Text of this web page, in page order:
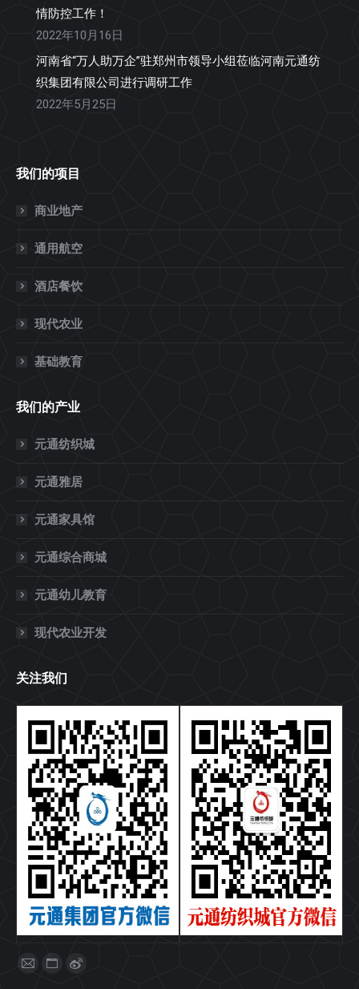
情防控工作！
2022年10月16日
河南省“万人助万企”驻郑州市领导小组莅临河南元通纺
织集团有限公司进行调研工作
2022年5月25日
我们的项目
商业地产
通用航空
酒店餐饮
现代农业
基础教育
我们的产业
元通纺织城
元通雅居
元通家具馆
元通综合商城
元通幼儿教育
现代农业开发
关注我们
找到我们：
Mail
WebsiteWeibo